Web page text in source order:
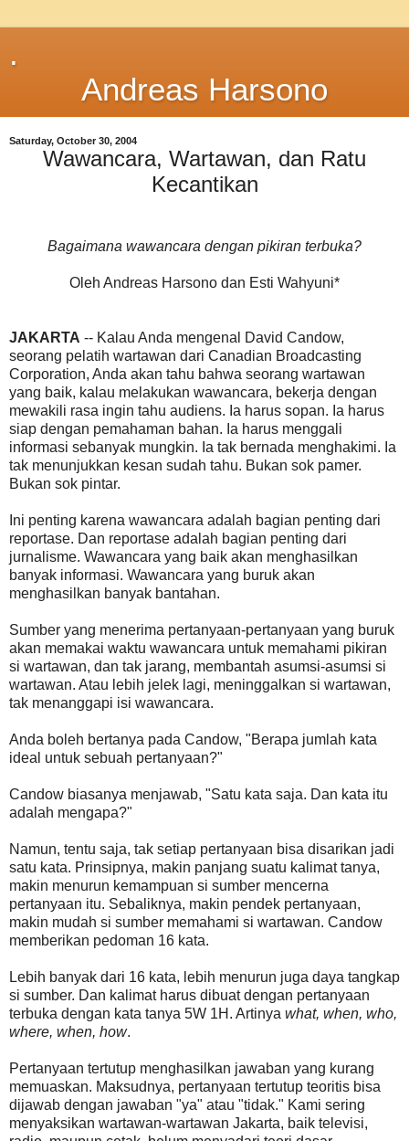
.
Andreas Harsono
Saturday, October 30, 2004
Wawancara, Wartawan, dan Ratu
Kecantikan
Bagaimana wawancara dengan pikiran terbuka?
Oleh Andreas Harsono dan Esti Wahyuni*
JAKARTA -- Kalau Anda mengenal David Candow,
seorang pelatih wartawan dari Canadian Broadcasting
Corporation, Anda akan tahu bahwa seorang wartawan
yang baik, kalau melakukan wawancara, bekerja dengan
mewakili rasa ingin tahu audiens. Ia harus sopan. Ia harus
siap dengan pemahaman bahan. Ia harus menggali
informasi sebanyak mungkin. Ia tak bernada menghakimi. Ia
tak menunjukkan kesan sudah tahu. Bukan sok pamer.
Bukan sok pintar.
Ini penting karena wawancara adalah bagian penting dari
reportase. Dan reportase adalah bagian penting dari
jurnalisme. Wawancara yang baik akan menghasilkan
banyak informasi. Wawancara yang buruk akan
menghasilkan banyak bantahan.
Sumber yang menerima pertanyaan-pertanyaan yang buruk
akan memakai waktu wawancara untuk memahami pikiran
si wartawan, dan tak jarang, membantah asumsi-asumsi si
wartawan. Atau lebih jelek lagi, meninggalkan si wartawan,
tak menanggapi isi wawancara.
Anda boleh bertanya pada Candow, "Berapa jumlah kata
ideal untuk sebuah pertanyaan?"
Candow biasanya menjawab, "Satu kata saja. Dan kata itu
adalah mengapa?"
Namun, tentu saja, tak setiap pertanyaan bisa disarikan jadi
satu kata. Prinsipnya, makin panjang suatu kalimat tanya,
makin menurun kemampuan si sumber mencerna
pertanyaan itu. Sebaliknya, makin pendek pertanyaan,
makin mudah si sumber memahami si wartawan. Candow
memberikan pedoman 16 kata.
Lebih banyak dari 16 kata, lebih menurun juga daya tangkap
si sumber. Dan kalimat harus dibuat dengan pertanyaan
terbuka dengan kata tanya 5W 1H. Artinya what, when, who,
where, when, how.
Pertanyaan tertutup menghasilkan jawaban yang kurang
memuaskan. Maksudnya, pertanyaan tertutup teoritis bisa
dijawab dengan jawaban "ya" atau "tidak." Kami sering
menyaksikan wartawan-wartawan Jakarta, baik televisi,